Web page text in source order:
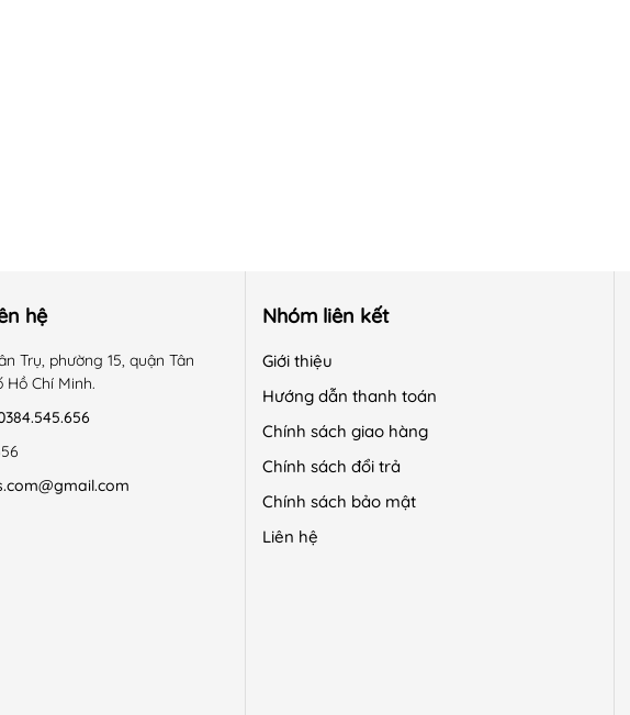
vấn đề về sản phẩm.
luôn qua sản phẩm khác bằng giá hoặc cao hơn & bù chênh lệch.
giặt tẩy, không bị bẩn hoặc bị hư hỏng bởi các tác nhân bên ngoài.
hệ
Trụ, phường 15, quận Tân
Hồ Chí Minh.
Nhóm liên kết
Giới thiệu
Hướng dẫn thanh toán
Chính sách giao hàng
Chính sách đổi trả
Chính sách bảo mật
Liên hệ